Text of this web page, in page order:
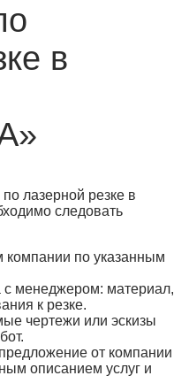
в
лазерной резке в
следовать
по указанным
с менеджером: материал,
к резке.
чертежи или эскизы
от компании
описанием услуг и